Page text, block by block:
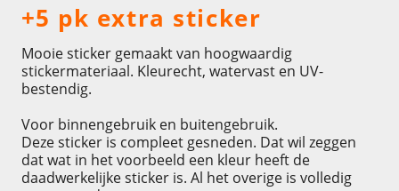
+5 pk extra sticker
Mooie sticker gemaakt van hoogwaardig
stickermateriaal. Kleurecht, watervast en UV-
bestendig.
Voor binnengebruik en buitengebruik.
Deze sticker is compleet gesneden. Dat wil zeggen
dat wat in het voorbeeld een kleur heeft de
daadwerkelijke sticker is. Al het overige is volledig